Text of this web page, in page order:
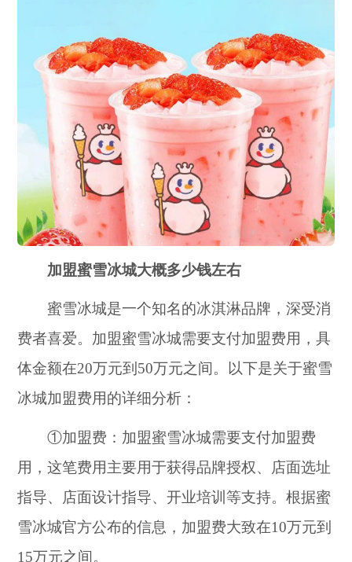
加盟蜜雪冰城大概多少钱左右
蜜雪冰城是一个知名的冰淇淋品牌，深受消
费者喜爱。加盟蜜雪冰城需要支付加盟费用，具
体金额在20万元到50万元之间。以下是关于蜜雪
冰城加盟费用的详细分析：
①加盟费：加盟蜜雪冰城需要支付加盟费
用，这笔费用主要用于获得品牌授权、店面选址
指导、店面设计指导、开业培训等支持。根据蜜
雪冰城官方公布的信息，加盟费大致在10万元到
15万元之间。